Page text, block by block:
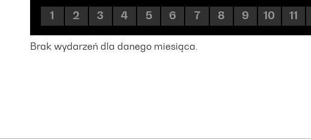
1 2 3 4 5 6 7 8 9 10 11
Brak wydarzeń dla danego miesiąca.